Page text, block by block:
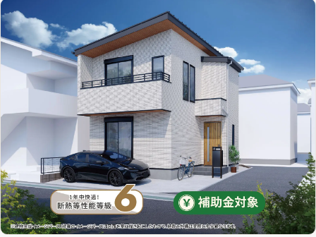
当社はセキュリティに関して収集した個人情報は、適切な管理のも
とで安全に保管し、不正アクセス、紛失、破壊、改竄、漏洩等から
保護するための対策を講じ、業務の委託先にもこれを徹底するよう
指導いたします。
個人情報の開示
当社がお預かりした個人情報は、下記のいずれかに該当する場合を
除いていかなる第三者にも開示いたしません。
１、お客様の同意がある場合。
２、法令の規定に基づく、裁判所等の命令・請求によるとき。
３、警察等の捜査協力のため。
４、当サイトに個人情報の収集にあたり掲示された規約等により、
特段の定めがあるとき。
第三者とのリンク